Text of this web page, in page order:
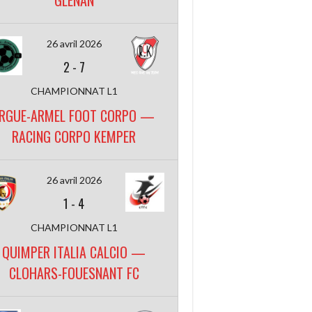
26 avril 2026
2 - 7
CHAMPIONNAT L1
ARMEL FOOT CORPO —
RACING CORPO KEMPER
26 avril 2026
1 - 4
CHAMPIONNAT L1
QUIMPER ITALIA CALCIO —
CLOHARS-FOUESNANT FC